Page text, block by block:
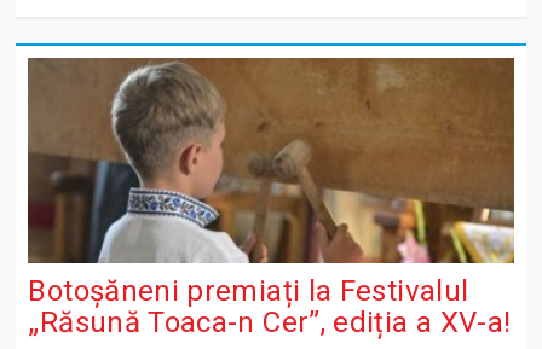
Botoșăneni premiați la Festivalul
„Răsună Toaca-n Cer”, ediția a XV-a!